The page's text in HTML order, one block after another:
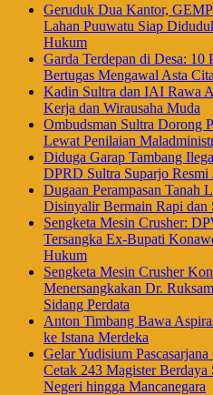
Geruduk Dua Kantor,
Lahan Puuwatu Siap
Hukum
Garda Terdepan di Desa:
Bertugas Mengawal Asta
Kadin Sultra dan IAI Rawa
Kerja dan Wirausaha Muda
Ombudsman Sultra Dorong
Lewat Penilaian
Diduga Garap Tambang
DPRD Sultra Suparjo Resmi
Dugaan Perampasan Tanah
Disinyalir Bermain Rapi dan
Sengketa Mesin Crusher:
Tersangka Ex-Bupati
Hukum
Sengketa Mesin Crusher
Menersangkakan Dr.
Sidang Perdata
Anton Timbang Bawa
ke Istana Merdeka
Gelar Yudisium
Cetak 243 Magister
Negeri hingga Mancanegara